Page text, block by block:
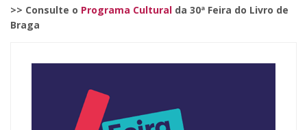
>> Consulte o Programa Cultural da 30ª Feira do Livro de
Braga